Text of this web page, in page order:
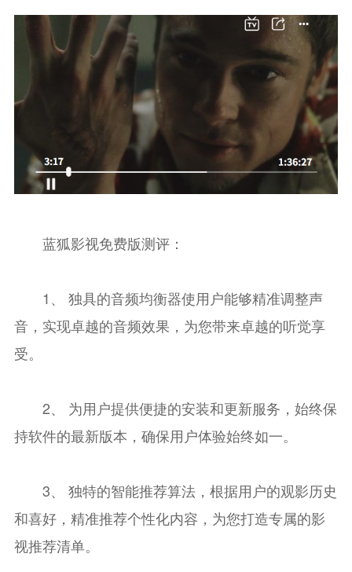
蓝狐影视免费版测评：
1、 独具的音频均衡器使用户能够精准调整声
音，实现卓越的音频效果，为您带来卓越的听觉享
受。
2、 为用户提供便捷的安装和更新服务，始终保
持软件的最新版本，确保用户体验始终如一。
3、 独特的智能推荐算法，根据用户的观影历史
和喜好，精准推荐个性化内容，为您打造专属的影
视推荐清单。